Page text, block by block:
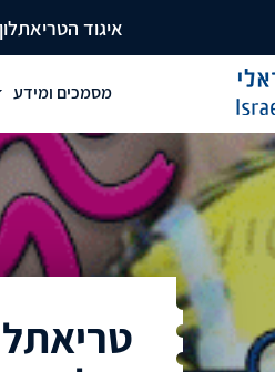
איגוד
מסמכים ומידע